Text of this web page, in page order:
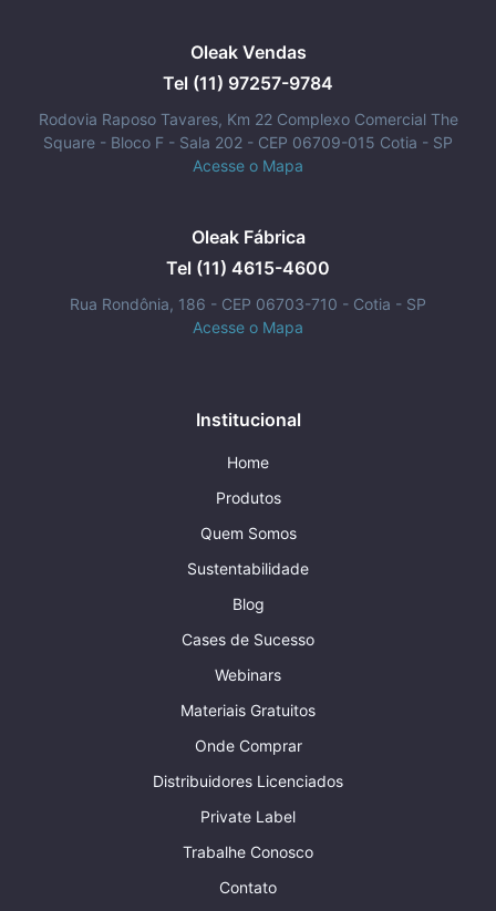
Oleak Vendas
Tel (11) 97257-9784
Rodovia Raposo Tavares, Km 22 Complexo Comercial The
Square - Bloco F - Sala 202 - CEP 06709-015 Cotia - SP
Acesse o Mapa
Oleak Fábrica
Tel (11) 4615-4600
Rua Rondônia, 186 - CEP 06703-710 - Cotia - SP
Acesse o Mapa
Institucional
Home
Produtos
Quem Somos
Sustentabilidade
Blog
Cases de Sucesso
Webinars
Materiais Gratuitos
Onde Comprar
Distribuidores Licenciados
Private Label
Trabalhe Conosco
Contato